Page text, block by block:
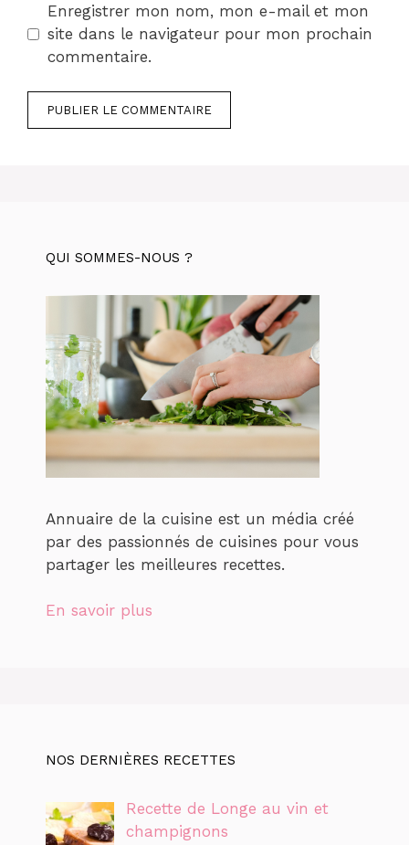
Enregistrer mon nom, mon e-mail et mon
site dans le navigateur pour mon prochain
commentaire.
QUI SOMMES-NOUS ?
Annuaire de la cuisine est un média créé
par des passionnés de cuisines pour vous
partager les meilleures recettes.
En savoir plus
NOS DERNIÈRES RECETTES
Recette de Longe au vin et
champignons